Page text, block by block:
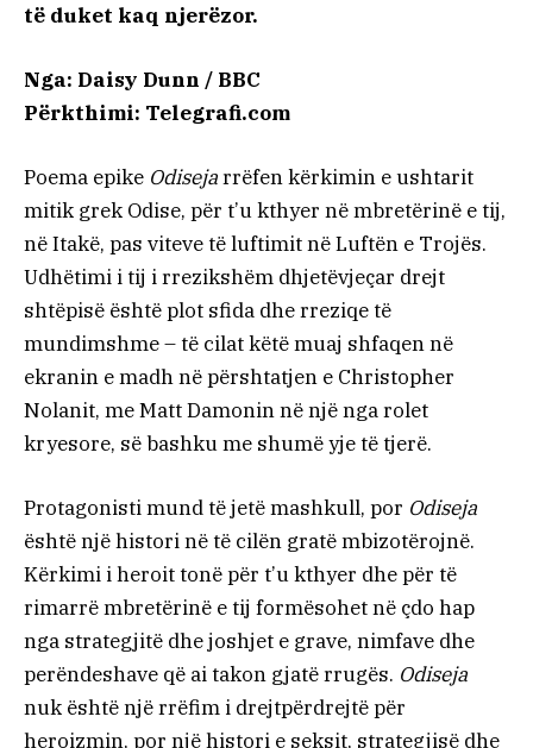
të duket kaq njerëzor.
Nga: Daisy Dunn / BBC
Përkthimi: Telegrafi.com
Poema epike Odisejarrëfen kërkimin e ushtarit
mitik grek Odise, për t’u kthyer në mbretërinë e tij,
në Itakë, pas viteve të luftimit në Luftën e Trojës.
Udhëtimi i tij i rrezikshëm dhjetëvjeçar drejt
shtëpisë është plot sfida dhe rreziqe të
mundimshme – të cilat këtë muaj shfaqen në
ekranin e madh në përshtatjen e Christopher
Nolanit, me Matt Damonin në një nga rolet
kryesore, së bashku me shumë yje të tjerë.
Protagonisti mund të jetë mashkull, por Odiseja
është një histori në të cilën gratë mbizotërojnë.
Kërkimi i heroit tonë për t’u kthyer dhe për të
rimarrë mbretërinë e tij formësohet në çdo hap
nga strategjitë dhe joshjet e grave, nimfave dhe
perëndeshave që ai takon gjatë rrugës. Odiseja
nuk është një rrëfim i drejtpërdrejtë për
heroizmin, por një histori e seksit, strategjisë dhe